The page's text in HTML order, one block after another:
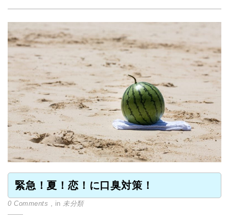
緊急！夏！恋！に口臭対策！
0 Comments , in 未分類